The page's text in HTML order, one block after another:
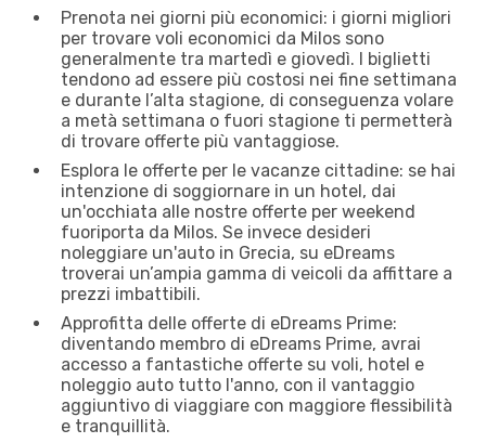
Prenota nei giorni più economici: i giorni migliori
per trovare voli economici da Milos sono
generalmente tra martedì e giovedì. I biglietti
tendono ad essere più costosi nei fine settimana
e durante l’alta stagione, di conseguenza volare
a metà settimana o fuori stagione ti permetterà
di trovare offerte più vantaggiose.
Esplora le offerte per le vacanze cittadine: se hai
intenzione di soggiornare in un hotel, dai
un'occhiata alle nostre offerte per weekend
fuoriporta da Milos. Se invece desideri
noleggiare un'auto in Grecia, su eDreams
troverai un’ampia gamma di veicoli da affittare a
prezzi imbattibili.
Approfitta delle offerte di eDreams Prime:
diventando membro di eDreams Prime, avrai
accesso a fantastiche offerte su voli, hotel e
noleggio auto tutto l'anno, con il vantaggio
aggiuntivo di viaggiare con maggiore flessibilità
e tranquillità.